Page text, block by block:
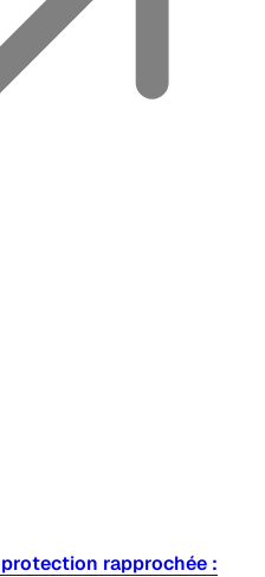
protection rapprochée :